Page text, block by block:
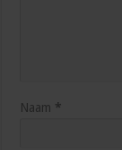
Naam *